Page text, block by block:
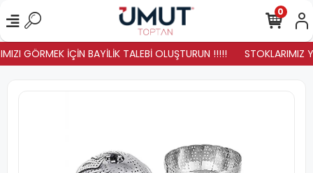
GÖRMEK İÇİN BAYİLİK TALEBİ OLUŞTURUN !!!!! STOKLARIMIZ
0